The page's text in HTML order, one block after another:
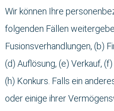
Wir können Ihre
folgenden Fällen
Fusionsverhandlungen, (b)
(d) Auflösung, (e) Verkauf,
(h) Konkurs. Falls ein
oder einige ihrer